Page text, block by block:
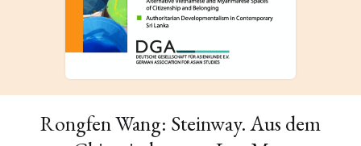
Rongfen Wang: Steinway. Aus dem